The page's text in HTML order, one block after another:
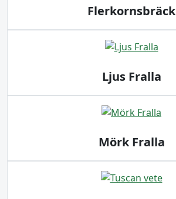
Flerkornsbräck
Ljus Fralla
Mörk Fralla